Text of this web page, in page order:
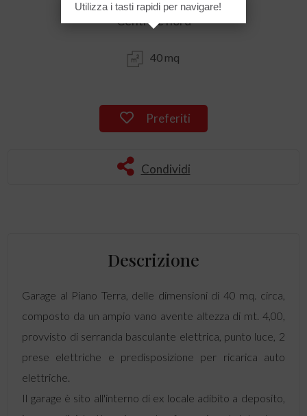
Centrale nord
40 mq
Preferiti
Condividi
Descrizione
Garage al Piano Terra, delle dimensioni di 40 mq. circa,
composto da un ampio vano avente altezza di mt. 4,00,
provvisto di serranda basculante elettrica, punto luce, 2
prese elettriche e predisposizione per ricarica auto
elettriche.
Il garage è sito all'interno di ex locale adibito a deposito,
Utilizza i tasti rapidi per navigare!